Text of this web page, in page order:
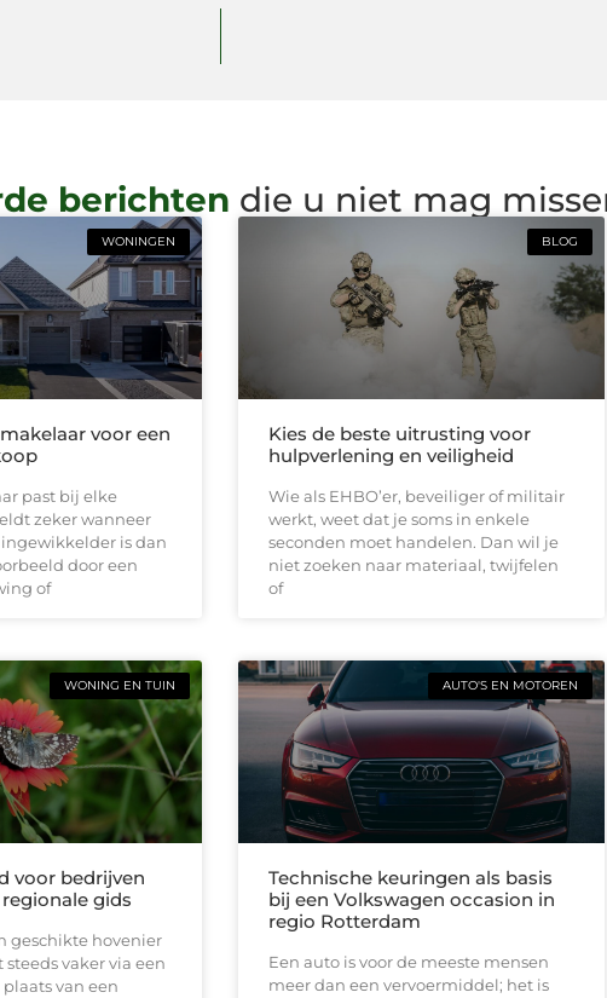
berichten die u niet mag
WONINGEN
voor een
past bij elke
zeker wanneer
is dan
door een
of
BLOG
Kies de beste uitrusting voor
hulpverlening en veiligheid
Wie als EHBO’er, beveiliger of militair
werkt, weet dat je soms in enkele
seconden moet handelen. Dan wil je
niet zoeken naar materiaal, twijfelen
of
WONING EN TUIN
voor bedrijven
gids
geschikte hovenier
vaker via een
van een
AUTO'S EN MOTOREN
Technische keuringen als basis
bij een Volkswagen occasion in
regio Rotterdam
Een auto is voor de meeste mensen
meer dan een vervoermiddel; het is